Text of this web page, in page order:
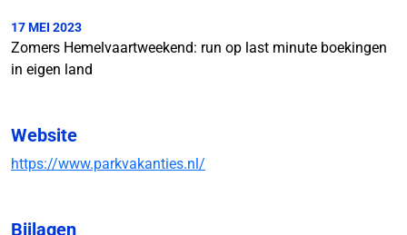
17 MEI 2023
Zomers Hemelvaartweekend: run op last minute boekingen
in eigen land
Website
https://www.parkvakanties.nl/
Bijlagen